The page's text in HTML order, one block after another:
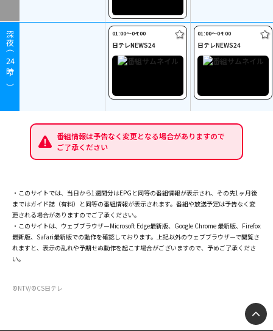
深夜（
24
時～）
01:00〜04:00
日テレNEWS24
01:00〜04:00
日テレNEWS24
番組情報は予告なく変更となる場合がありますので
ご了承ください
・このサイトでは、当日から1週間分はEPGと同等の番組情報が表示され、その先1ヶ月後
まではガイド誌（有料）と同等の番組情報が表示されます。番組や放送予定は予告なく変
更される場合がありますのでご了承ください。
・このサイトは、ウェブブラウザーMicrosoft Edge最新版、Google Chrome 最新版、Firefox
最新版、Safari最新版での動作を確認しております。上記以外のウェブブラウザーで閲覧さ
れますと、表示の乱れや予期せぬ動作を起こす場合がございますので、予めご了承くださ
い。
©NTV/©CS日テレ